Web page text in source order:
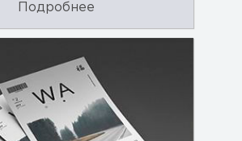
Подробнее